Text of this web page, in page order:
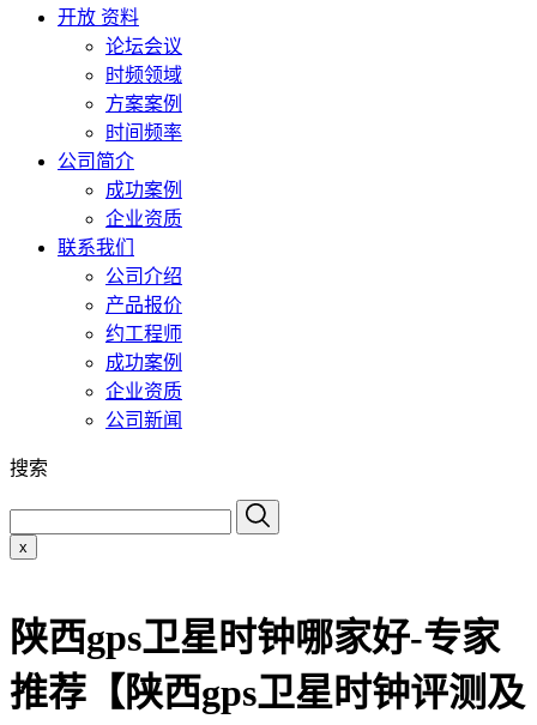
开放 资料
论坛会议
时频领域
方案案例
时间频率
公司简介
成功案例
企业资质
联系我们
公司介绍
产品报价
约工程师
成功案例
企业资质
公司新闻
搜索
x
陕西gps卫星时钟哪家好-专家
推荐【陕西gps卫星时钟评测及